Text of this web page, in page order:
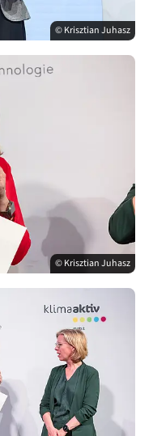
© Krisztian Juhasz
© Krisztian Juhasz